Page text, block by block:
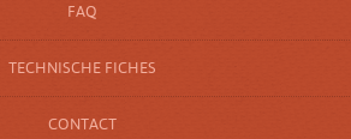
FAQ
TECHNISCHE FICHES
CONTACT